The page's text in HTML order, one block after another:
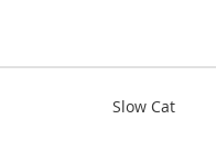
Slow Cat